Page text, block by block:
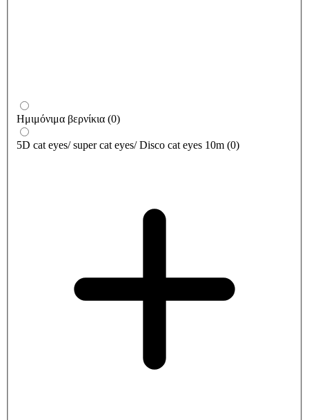
Ημιμόνιμα βερνίκια (0)
5D cat eyes/ super cat eyes/ Disco cat eyes 10m (0)